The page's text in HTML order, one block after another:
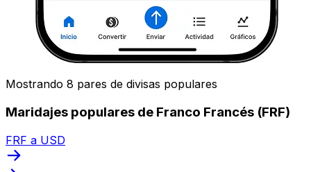
Mostrando 8 pares de divisas populares
Maridajes populares de Franco Francés (FRF)
FRF a USD